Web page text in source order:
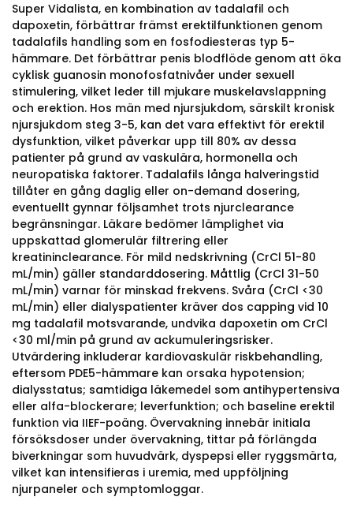
Super Vidalista, en kombination av tadalafil och
dapoxetin, förbättrar främst erektilfunktionen genom
tadalafils handling som en fosfodiesteras typ 5-
hämmare. Det förbättrar penis blodflöde genom att öka
cyklisk guanosin monofosfatnivåer under sexuell
stimulering, vilket leder till mjukare muskelavslappning
och erektion. Hos män med njursjukdom, särskilt kronisk
njursjukdom steg 3-5, kan det vara effektivt för erektil
dysfunktion, vilket påverkar upp till 80% av dessa
patienter på grund av vaskulära, hormonella och
neuropatiska faktorer. Tadalafils långa halveringstid
tillåter en gång daglig eller on-demand dosering,
eventuellt gynnar följsamhet trots njurclearance
begränsningar. Läkare bedömer lämplighet via
uppskattad glomerulär filtrering eller
kreatininclearance. För mild nedskrivning (CrCl 51-80
mL/min) gäller standarddosering. Måttlig (CrCl 31-50
mL/min) varnar för minskad frekvens. Svåra (CrCl <30
mL/min) eller dialyspatienter kräver dos capping vid 10
mg tadalafil motsvarande, undvika dapoxetin om CrCl
<30 ml/min på grund av ackumuleringsrisker.
Utvärdering inkluderar kardiovaskulär riskbehandling,
eftersom PDE5-hämmare kan orsaka hypotension;
dialysstatus; samtidiga läkemedel som antihypertensiva
eller alfa-blockerare; leverfunktion; och baseline erektil
funktion via IIEF-poäng. Övervakning innebär initiala
försöksdoser under övervakning, tittar på förlängda
biverkningar som huvudvärk, dyspepsi eller ryggsmärta,
vilket kan intensifieras i uremia, med uppföljning
njurpaneler och symptomloggar.